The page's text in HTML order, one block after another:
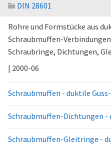
DIN 28601
Rohre und Formstücke aus
Schraubmuffen-
Schraubringe, Dichtungen,
| 2000-06
Schraubmuffen - duktile
Schraubmuffen-Dichtungen -
Schraubmuffen-Gleitringe -